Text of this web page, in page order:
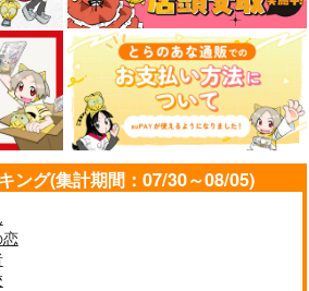
ング(集計期間：07/30～08/05)